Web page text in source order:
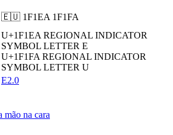
🇪🇺 1F1EA 1F1FA
U+1F1EA REGIONAL INDICATOR
SYMBOL LETTER E
U+1F1FA REGIONAL INDICATOR
SYMBOL LETTER U
E2.0
mão na cara